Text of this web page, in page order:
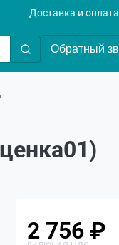
Доставка и оплата
Обратный
2 756 ₽